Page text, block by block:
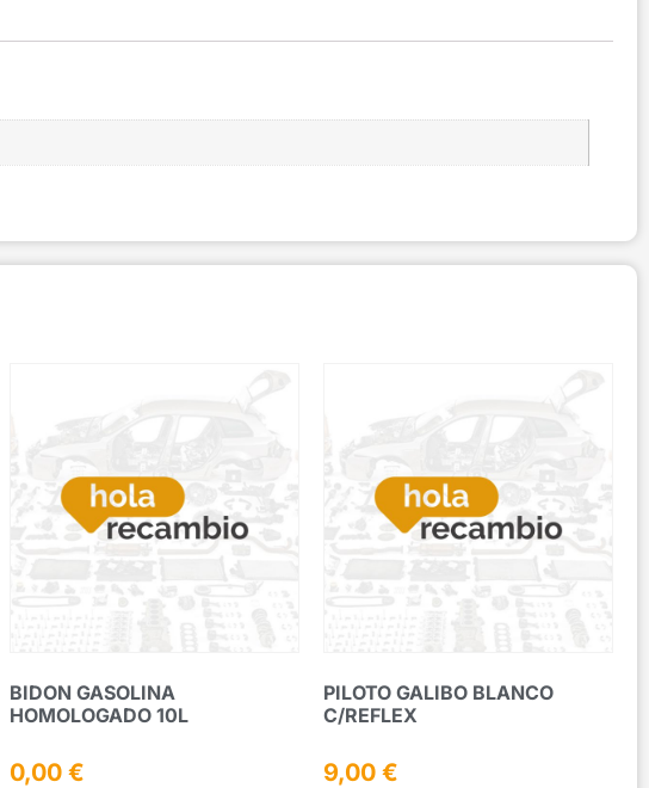
BIDON GASOLINA
HOMOLOGADO 10L
0,00€
PILOTO GALIBO BLANCO
C/REFLEX
9,00€